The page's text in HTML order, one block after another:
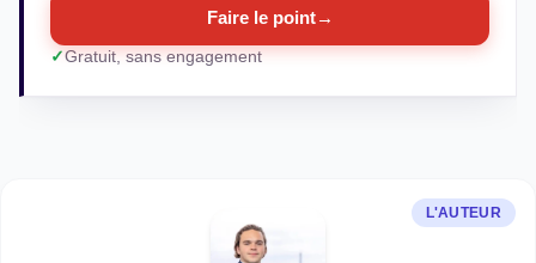
Faire le point→
Gratuit, sans engagement
L'AUTEUR